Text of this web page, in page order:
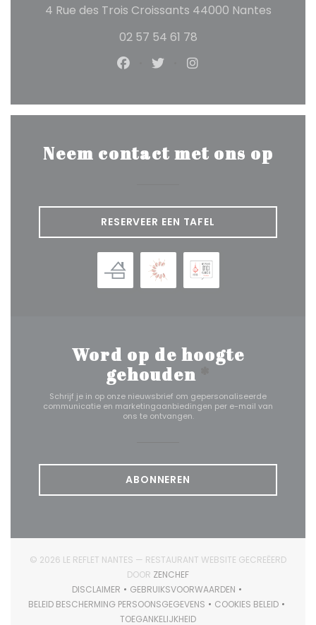
4 Rue des Trois Croissants 44000 Nantes((opent
02 57 54 61 78
Facebook ((opent in een
Twitter ((opent in een
Instagram ((opent
Neem contact met ons op
RESERVEER EEN TAFEL
Word op de hoogte
gehouden
Schrijf je in op onze nieuwsbrief om gepersonaliseerde
communicatie en marketingaanbiedingen per e-mail van
ons te ontvangen.
ABONNEREN
© 2026 LE REFLET NANTES — RESTAURANT WEBSITE GECREËERD
DOOR ZENCHEF((OPENT IN EEN NIEUW
DISCLAIMER
((OPENT IN EEN NIEUW VENSTER))
GEBRUIKSVOORWAARDEN
((OPENT IN EEN NIEUW
BELEID BESCHERMING PERSOONSGEGEVENS
((OPENT IN EEN NIEUW VENSTER))
COOKIES BELEID
((OPENT IN EEN
TOEGANKELIJKHEID